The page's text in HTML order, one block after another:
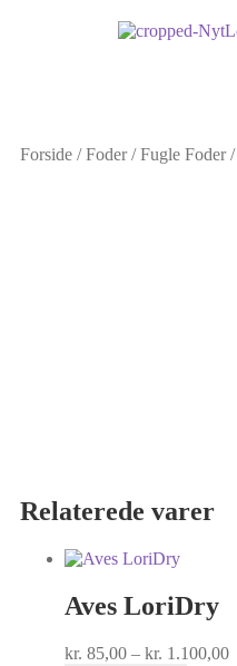
Forside /Foder/Fugle Foder/
Relaterede varer
Aves LoriDry
kr. 85,00 – kr. 1.100,00